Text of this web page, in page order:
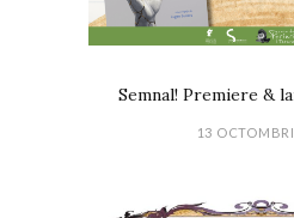
Semnal! Premiere &
13